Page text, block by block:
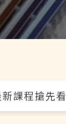
新課程搶